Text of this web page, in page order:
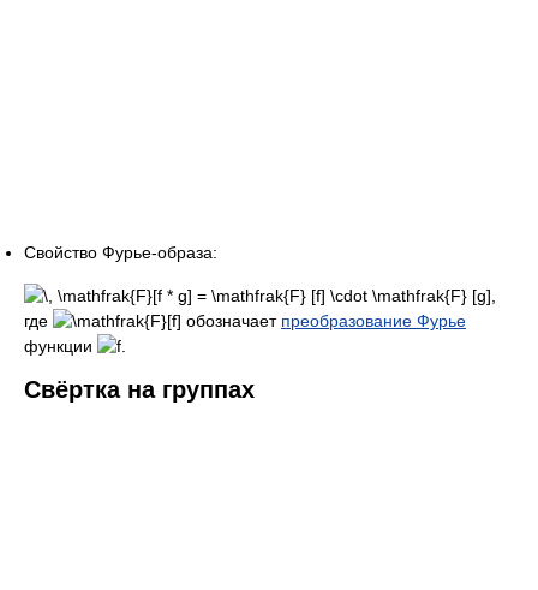
Свойство Фурье-образа:
где
обозначает преобразование Фурье
функции
Свёртка на группах